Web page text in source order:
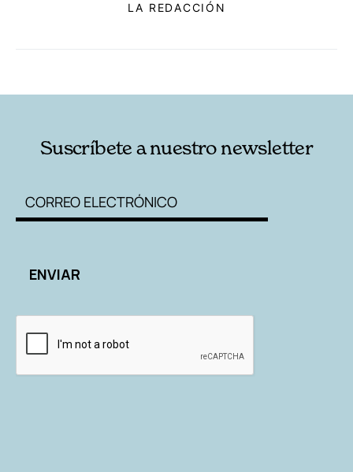
LA REDACCIÓN
Suscríbete a nuestro newsletter